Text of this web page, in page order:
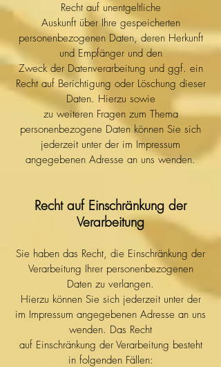
Recht auf unentgeltliche
Auskunft über Ihre gespeicherten
personenbezogenen Daten, deren Herkunft
und Empfänger und den
Zweck der Datenverarbeitung und ggf. ein
Recht auf Berichtigung oder Löschung dieser
Daten. Hierzu sowie
zu weiteren Fragen zum Thema
personenbezogene Daten können Sie sich
jederzeit unter der im Impressum
angegebenen Adresse an uns wenden.
Recht auf Einschränkung der
Verarbeitung
Sie haben das Recht, die Einschränkung der
Verarbeitung Ihrer personenbezogenen
Daten zu verlangen.
Hierzu können Sie sich jederzeit unter der
im Impressum angegebenen Adresse an uns
wenden. Das Recht
auf Einschränkung der Verarbeitung besteht
in folgenden Fällen: